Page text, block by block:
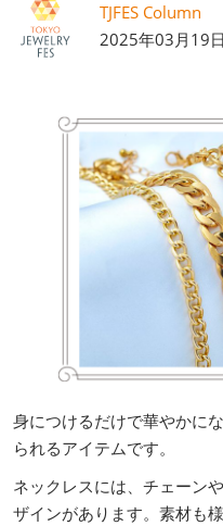
TJFES Column
2025年03月19日
身につけるだけで華やかに
られるアイテムです。
ネックレスには、チェーン
ザインがあります。素材も